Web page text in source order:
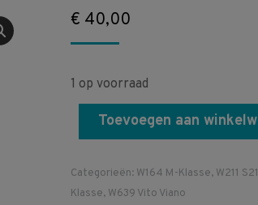
€ 40,00
1 op voorraad
Toevoegen aan
Categorieën: W164 M-Klasse, W211
Klasse, W639 Vito Viano